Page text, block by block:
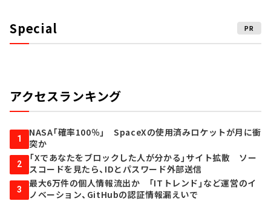
Special PR
アクセスランキング
1
NASA「確率100％」 SpaceXの使用済みロケットが月に衝
突か
2
「Xであなたをブロックした人が分かる」サイト拡散 ソー
スコードを見たら、IDとパスワード外部送信
3
最大6万件の個人情報流出か 「ITトレンド」など運営のイ
ノベーション、GitHubの認証情報漏えいで